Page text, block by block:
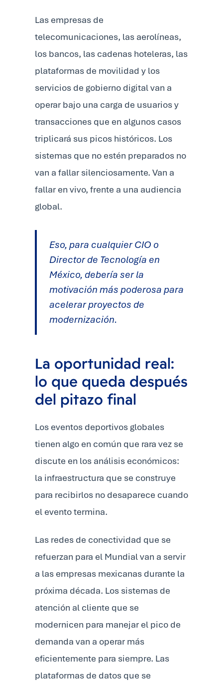
Las empresas de
telecomunicaciones, las aerolíneas,
los bancos, las cadenas hoteleras, las
plataformas de movilidad y los
servicios de gobierno digital van a
operar bajo una carga de usuarios y
transacciones que en algunos casos
triplicará sus picos históricos. Los
sistemas que no estén preparados no
van a fallar silenciosamente. Van a
fallar en vivo, frente a una audiencia
global.
Eso, para cualquier CIO o
Director de Tecnología en
México, debería ser la
motivación más poderosa para
acelerar proyectos de
modernización.
La oportunidad real:
lo que queda después
del pitazo final
Los eventos deportivos globales
tienen algo en común que rara vez se
discute en los análisis económicos:
la infraestructura que se construye
para recibirlos no desaparece cuando
el evento termina.
Las redes de conectividad que se
refuerzan para el Mundial van a servir
a las empresas mexicanas durante la
próxima década. Los sistemas de
atención al cliente que se
modernicen para manejar el pico de
demanda van a operar más
eficientemente para siempre. Las
plataformas de datos que se